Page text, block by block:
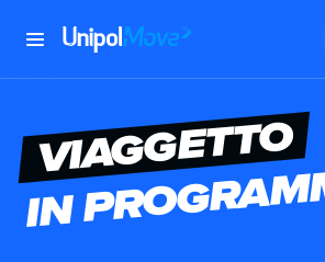
UnipolMove
VIAGGETTO
IN